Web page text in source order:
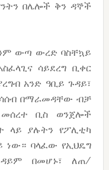
በሌሎች ቅን ዳኞች
ውጣ ውረድ ባስቸኳይ
ሳይደረግ ቢቀር
አንድ ዓቢይ ጉዳይ፣
በማራመዳቸው ብቻ
ቢስ ወንጀሎች
ላይ ያሉትን የፖሊቲካ
ነው። ባላፈው የኢህዴግ
በመሆኑ፣ ለጠ/